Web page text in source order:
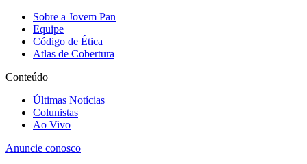
Sobre a Jovem Pan
Equipe
Código de Ética
Atlas de Cobertura
Conteúdo
Últimas Notícias
Colunistas
Ao Vivo
Anuncie conosco